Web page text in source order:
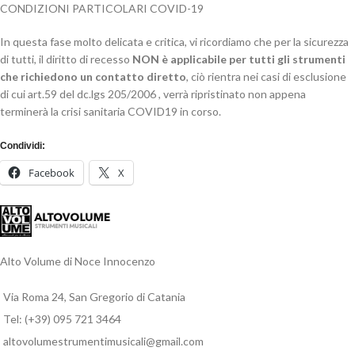
CONDIZIONI PARTICOLARI COVID-19
In questa fase molto delicata e critica, vi ricordiamo che per la sicurezza
di tutti, il diritto di recesso NON è applicabile per tutti gli strumenti
che richiedono un contatto diretto, ciò rientra nei casi di esclusione
di cui art.59 del dc.lgs 205/2006 , verrà ripristinato non appena
terminerà la crisi sanitaria COVID19 in corso.
Condividi:
Facebook X
Alto Volume di Noce Innocenzo
Via Roma 24, San Gregorio di Catania
Tel: (+39) 095 721 3464
altovolumestrumentimusicali@gmail.com